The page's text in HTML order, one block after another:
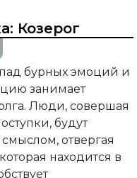
Козерог
бурных эмоций и
занимает
Люди, совершая
будут
отвергая
находится в